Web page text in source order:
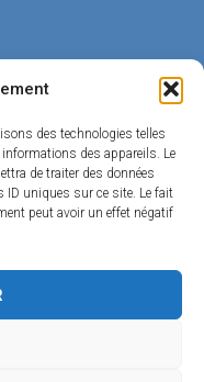
des technologies telles
des appareils. Le
de traiter des données
ID uniques sur ce site. Le fait
peut avoir un effet négatif